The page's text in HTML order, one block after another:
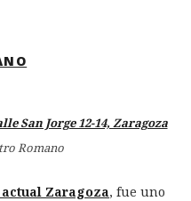
Romano
Zaragoza, fue uno